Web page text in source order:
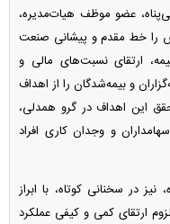
عضو موظف هیات‌مدیره،
را خط مقدم و پیشانی صنعت
ارتقای نسبت‌های مالی و
و بیمه‌شدگان را از اهداف
این اهداف در گرو همدلی،
و وجدان کاری افراد
در سخنانی کوتاه، با ابراز
ارتقای کمی و کیفی عملکرد